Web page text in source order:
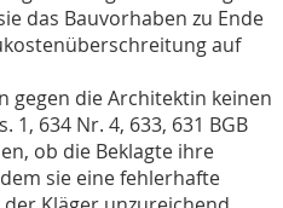
das Bauvorhaben zu Ende
auf
gegen die Architektin keinen
1, 634 Nr. 4, 633, 631 BGB
ob die Beklagte ihre
sie eine fehlerhafte